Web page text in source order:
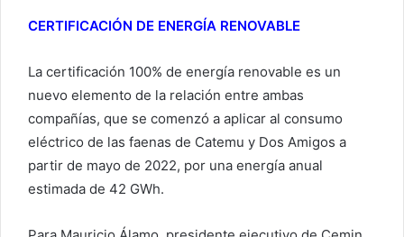
CERTIFICACIÓN DE ENERGÍA RENOVABLE
La certificación 100% de energía renovable es un
nuevo elemento de la relación entre ambas
compañías, que se comenzó a aplicar al consumo
eléctrico de las faenas de Catemu y Dos Amigos a
partir de mayo de 2022, por una energía anual
estimada de 42 GWh.